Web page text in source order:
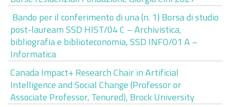
Bando per il conferimento di una (n. 1) Borsa di studio
post-lauream SSD HIST/04 C – Archivistica,
bibliografia e biblioteconomia, SSD INFO/01 A –
Informatica
Canada Impact+ Research Chair in Artificial
Intelligence and Social Change (Professor or
Associate Professor, Tenured), Brock University